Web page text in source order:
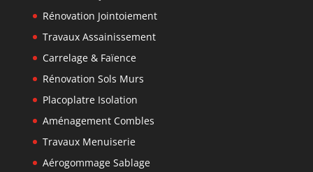
Rénovation Jointoiement
Travaux Assainissement
Carrelage & Faïence
Rénovation Sols Murs
Placoplatre Isolation
Aménagement Combles
Travaux Menuiserie
Aérogommage Sablage